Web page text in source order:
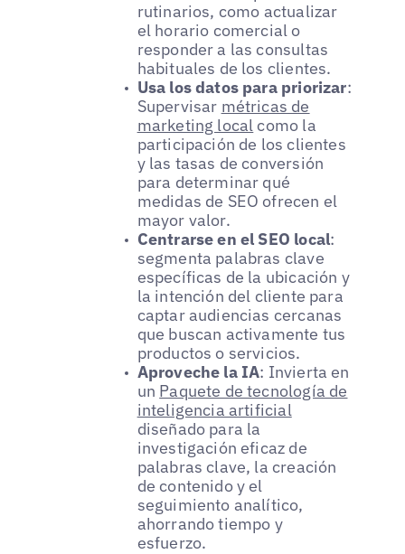
rutinarios, como actualizar
el horario comercial o
responder a las consultas
habituales de los clientes.
Usa los datos para priorizar:
Supervisar métricas de
marketing localcomo la
participación de los clientes
y las tasas de conversión
para determinar qué
medidas de SEO ofrecen el
mayor valor.
Centrarse en el SEO local:
segmenta palabras clave
específicas de la ubicación y
la intención del cliente para
captar audiencias cercanas
que buscan activamente tus
productos o servicios.
Aproveche la IA: Invierta en
un Paquete de tecnología de
inteligencia artificial
diseñado para la
investigación eficaz de
palabras clave, la creación
de contenido y el
seguimiento analítico,
ahorrando tiempo y
esfuerzo.